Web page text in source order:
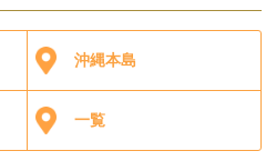
沖縄本島
一覧